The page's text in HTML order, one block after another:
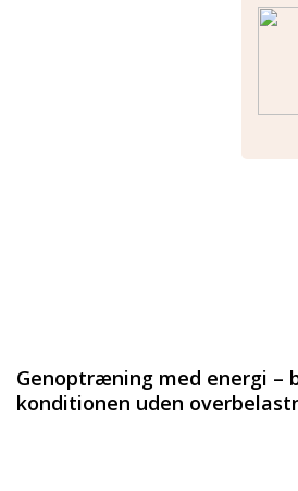
Genoptræning med energi –
konditionen uden